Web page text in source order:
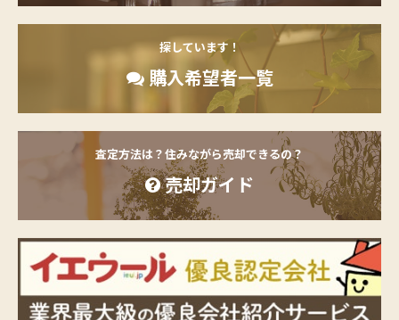
探しています！
購入希望者一覧
査定方法は？住みながら売却できるの？
売却ガイド